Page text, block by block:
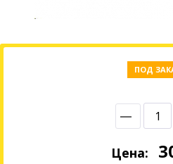
ПОД
Цена: